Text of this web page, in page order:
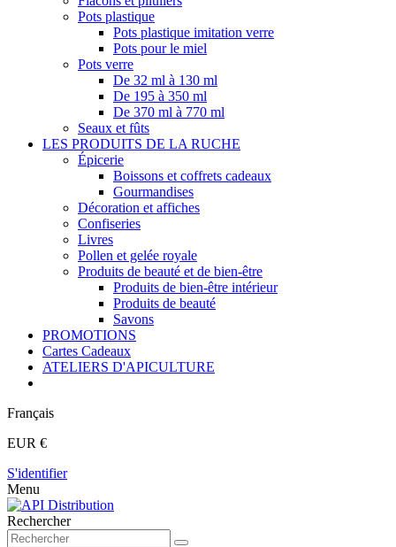
Pots plastique
Pots plastique imitation verre
Pots pour le miel
Pots verre
De 32 ml à 130 ml
De 195 à 350 ml
De 370 ml à 770 ml
Seaux et fûts
LES PRODUITS DE LA RUCHE
Épicerie
Boissons et coffrets cadeaux
Gourmandises
Décoration et affiches
Confiseries
Livres
Pollen et gelée royale
Produits de beauté et de bien-être
Produits de bien-être intérieur
Produits de beauté
Savons
PROMOTIONS
Cartes Cadeaux
ATELIERS D'APICULTURE
Français
EUR €
S'identifier
Menu
Rechercher